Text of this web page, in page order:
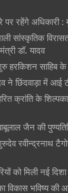
रहेंगे अधिकारी :
सांस्कृतिक
डॉ. यादव
हरकिशन साहिब के
ने छिंदवाड़ा में
क्रांति के
जैन की
रवीन्द्रनाथ
को मिली नई दिशा
विकास भविष्य